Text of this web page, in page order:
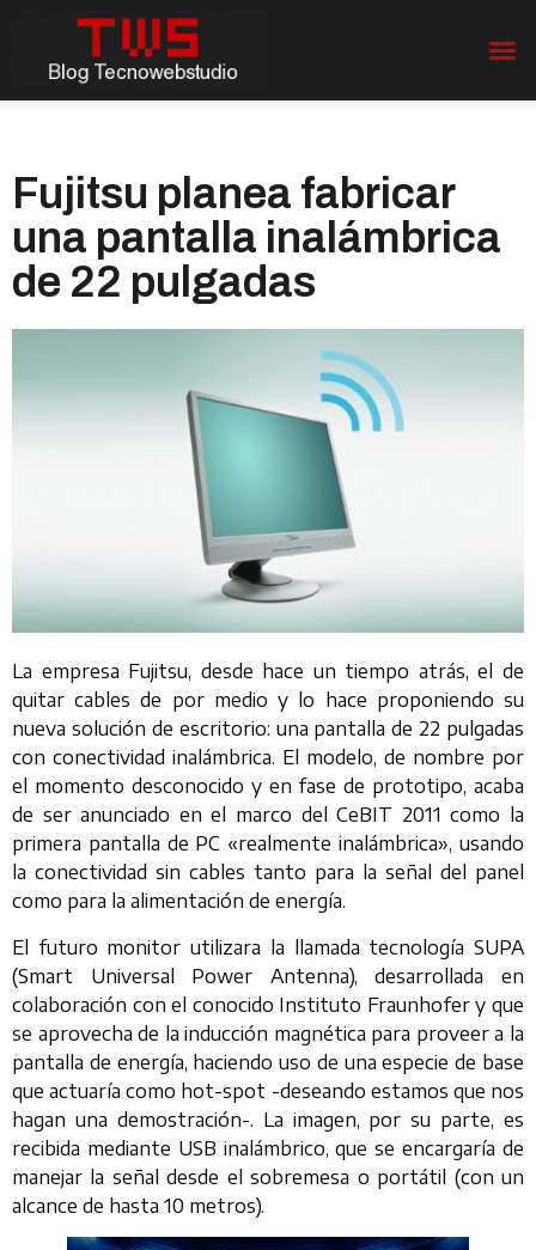
Fujitsu planea fabricar
una pantalla inalámbrica
de 22 pulgadas
La empresa Fujitsu, desde hace un tiempo atrás, el de
quitar cables de por medio y lo hace proponiendo su
nueva solución de escritorio: una pantalla de 22 pulgadas
con conectividad inalámbrica. El modelo, de nombre por
el momento desconocido y en fase de prototipo, acaba
de ser anunciado en el marco del CeBIT 2011 como la
primera pantalla de PC «realmente inalámbrica», usando
la conectividad sin cables tanto para la señal del panel
como para la alimentación de energía.
El futuro monitor utilizara la llamada tecnología SUPA
(Smart Universal Power Antenna), desarrollada en
colaboración con el conocido Instituto Fraunhofer y que
se aprovecha de la inducción magnética para proveer a la
pantalla de energía, haciendo uso de una especie de base
que actuaría como hot-spot -deseando estamos que nos
hagan una demostración-. La imagen, por su parte, es
recibida mediante USB inalámbrico, que se encargaría de
manejar la señal desde el sobremesa o portátil (con un
alcance de hasta 10 metros).